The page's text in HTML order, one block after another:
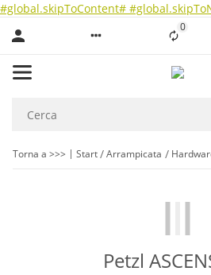
#global.skipToContent#
0Liste
Torna a >>> Start Arrampicata
Petzl